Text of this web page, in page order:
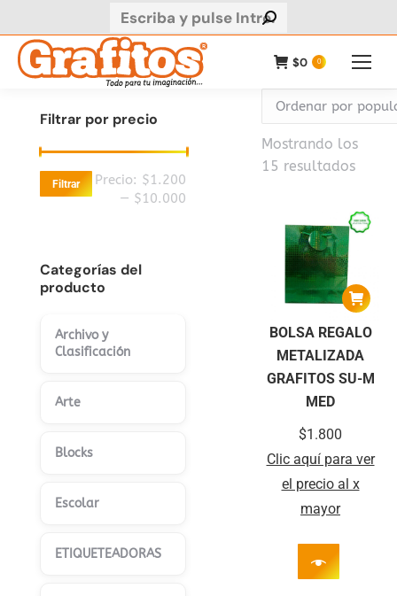
Buscar:
$0 0
Mostrando los
15 resultados
BOLSA REGALO
METALIZADA
GRAFITOS SU-M
MED
$1.800
Clic aquí para ver
el precio al x
mayor
Filtrar por precio
Filtrar Precio: $1.200
— $10.000
Categorías del
producto
Archivo y
Clasificación
Arte
Blocks
Escolar
ETIQUETEADORAS